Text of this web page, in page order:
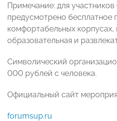
Примечание: для
предусмотрено бесплатное
комфортабельных корпусах,
образовательная и
Символический
000 рублей с человека.
Официальный сайт
forumsup.ru